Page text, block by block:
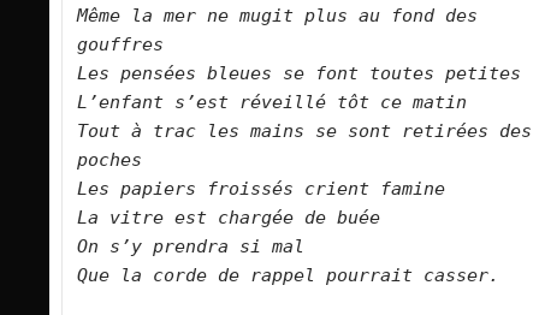
Même la mer ne mugit plus au fond des
gouffres
Les pensées bleues se font toutes petites
L’enfant s’est réveillé tôt ce matin
Tout à trac les mains se sont retirées des
poches
Les papiers froissés crient famine
La vitre est chargée de buée
On s’y prendra si mal
Que la corde de rappel pourrait casser.